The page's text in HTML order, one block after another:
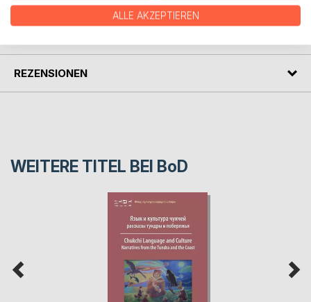
REZENSIONEN
WEITERE TITEL BEI BoD
ALLE AKZEPTIEREN